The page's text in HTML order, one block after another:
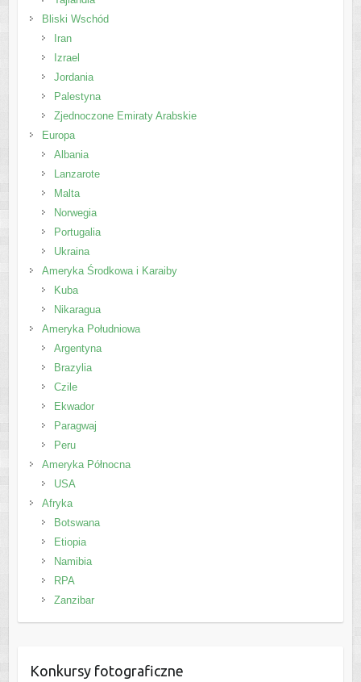
Bliski Wschód
Iran
Izrael
Jordania
Palestyna
Zjednoczone Emiraty Arabskie
Europa
Albania
Lanzarote
Malta
Norwegia
Portugalia
Ukraina
Ameryka Środkowa i Karaiby
Kuba
Nikaragua
Ameryka Południowa
Argentyna
Brazylia
Czile
Ekwador
Paragwaj
Peru
Ameryka Północna
USA
Afryka
Botswana
Etiopia
Namibia
RPA
Zanzibar
Konkursy fotograficzne